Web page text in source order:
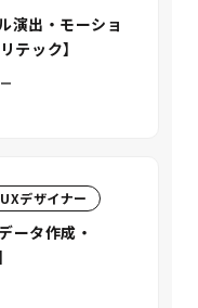
演出・モーショ
テック】
デザイナー
ータ作成・